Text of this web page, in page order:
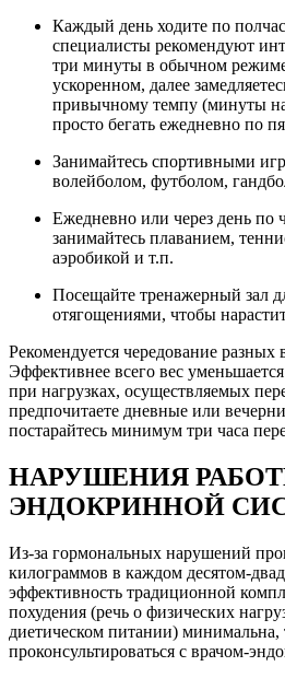
Каждый день ходите по
специалисты рекомендуют
три минуты в обычном
ускоренном, далее
привычному темпу (минуты
просто бегать ежедневно по
Занимайтесь спортивными
волейболом, футболом,
Ежедневно или через день по
занимайтесь плаванием,
аэробикой и т.п.
Посещайте тренажерный зал
отягощениями, чтобы
Рекомендуется чередование разных
Эффективнее всего вес
при нагрузках, осуществляемых
предпочитаете дневные или
постарайтесь минимум три часа
НАРУШЕНИЯ
ЭНДОКРИННОЙ
Из-за гормональных нарушений
килограммов в каждом десятом-
эффективность традиционной
похудения (речь о физических
диетическом питании)
проконсультироваться с врачом-